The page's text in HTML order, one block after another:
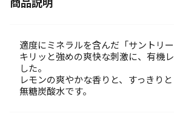
商品説明
適度にミネラルを含んだ「サントリー
キリッと強めの爽快な刺激に、有機
した。
レモンの爽やかな香りと、すっきり
無糖炭酸水です。